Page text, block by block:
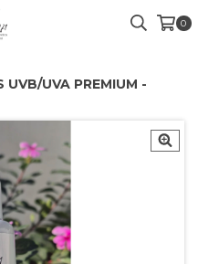
0
UVA PREMIUM -